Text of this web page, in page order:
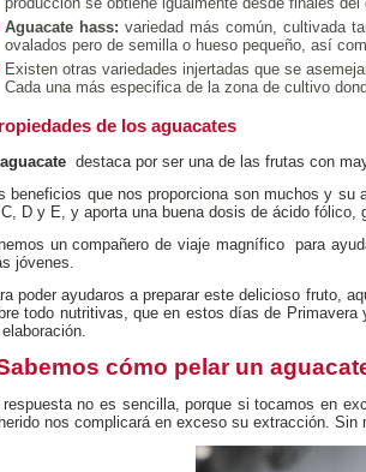
Aguacate hass: variedad más común, cultivada
ovalados pero de semilla o hueso pequeño, así
Existen otras variedades injertadas que se
Cada una más especifica de la zona de cultivo
de los aguacates
aguacate destaca por ser una de las frutas con
beneficios que nos proporciona son muchos y
D y E, y aporta una buena dosis de ácido fólico,
un compañero de viaje magníficopara
jóvenes.
poder ayudaros a preparar este delicioso fruto,
todo nutritivas, que en estos días de
cómo pelar un
respuesta no es sencilla, porque si tocamos en
nos complicará en exceso su extracción.